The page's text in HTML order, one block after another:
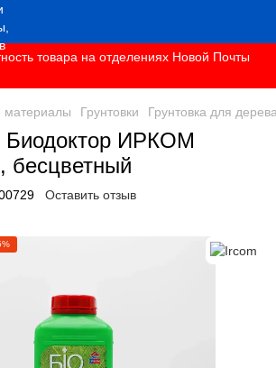
товара на отделениях Новой Почты
материалы Грунтовки Грунтовка для
Биодоктор ИРКОМ
бесцветный
Оставить отзыв